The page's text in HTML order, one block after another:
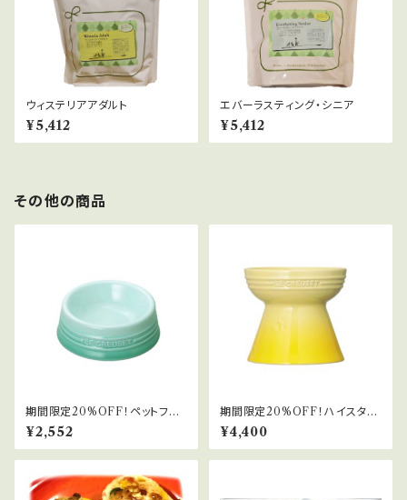
ウィステリアアダルト
¥5,412
エバーラスティング・シニア
¥5,412
その他の商品
期間限定20%OFF！ペットフー
ドボール(SS)
¥2,552
期間限定20%OFF！ハイスタン
ドフードボール
¥4,400